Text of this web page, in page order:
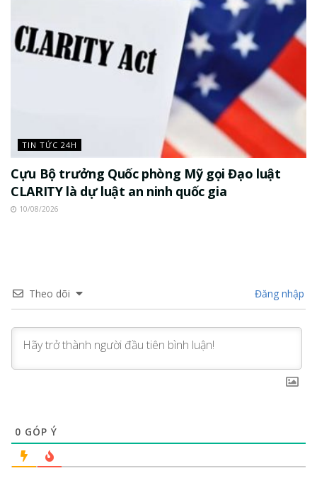
TIN TỨC 24H
Cựu Bộ trưởng Quốc phòng Mỹ gọi Đạo luật
CLARITY là dự luật an ninh quốc gia
10/08/2026
Theo dõi Đăng nhập
0 GÓP Ý